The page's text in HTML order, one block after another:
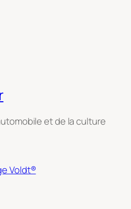
et de la culture
Voldt®